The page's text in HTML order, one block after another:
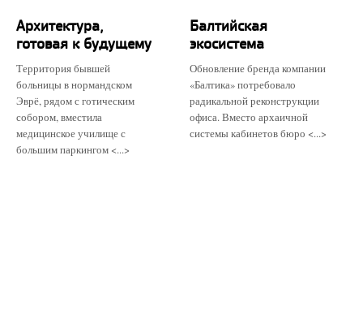
Архитектура,
готовая к будущему
Территория бывшей
больницы в нормандском
Эврё, рядом с готическим
собором, вместила
медицинское училище с
большим паркингом <...>
Балтийская
экосистема
Обновление бренда компании
«Балтика» потребовало
радикальной реконструкции
офиса. Вместо архаичной
системы кабинетов бюро <...>